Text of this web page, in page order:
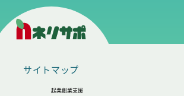
サイトマップ
起業創業支援